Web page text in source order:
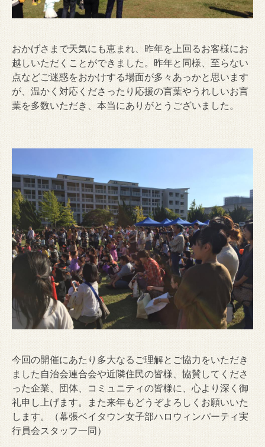
おかげさまで天気にも恵まれ、昨年を上回るお客様にお
越しいただくことができました。昨年と同様、至らない
点などご迷惑をおかけする場面が多々あっかと思います
が、温かく対応くださったり応援の言葉やうれしいお言
葉を多数いただき、本当にありがとうございました。
今回の開催にあたり多大なるご理解とご協力をいただき
ました自治会連合会や近隣住民の皆様、協賛してくださ
った企業、団体、コミュニティの皆様に、心より深く御
礼申し上げます。また来年もどうぞよろしくお願いいた
します。（幕張ベイタウン女子部ハロウィンパーティ実
行員会スタッフ一同）